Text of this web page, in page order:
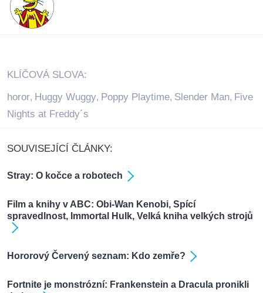
KLÍČOVÁ SLOVA:
horor, Huggy Wuggy, Poppy Playtime, Slender Man, Five
Nights at Freddy´s
SOUVISEJÍCÍ ČLÁNKY:
Stray: O kočce a robotech
Film a knihy v ABC: Obi-Wan Kenobi, Spící
spravedlnost, Immortal Hulk, Velká kniha velkých strojů
Hororový Červený seznam: Kdo zemře?
Fortnite je monstrózní: Frankenstein a Dracula pronikli